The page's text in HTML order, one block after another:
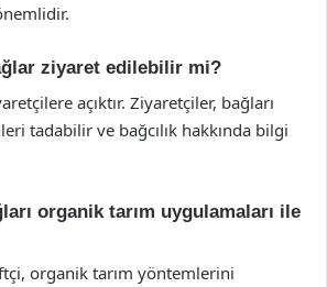
ziyaret edilebilir mi?
açıktır. Ziyaretçiler, bağları
tadabilir ve bağcılık hakkında bilgi
organik tarım uygulamaları ile
organik tarım yöntemlerini